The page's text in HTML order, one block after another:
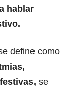
hablar
define como
, se